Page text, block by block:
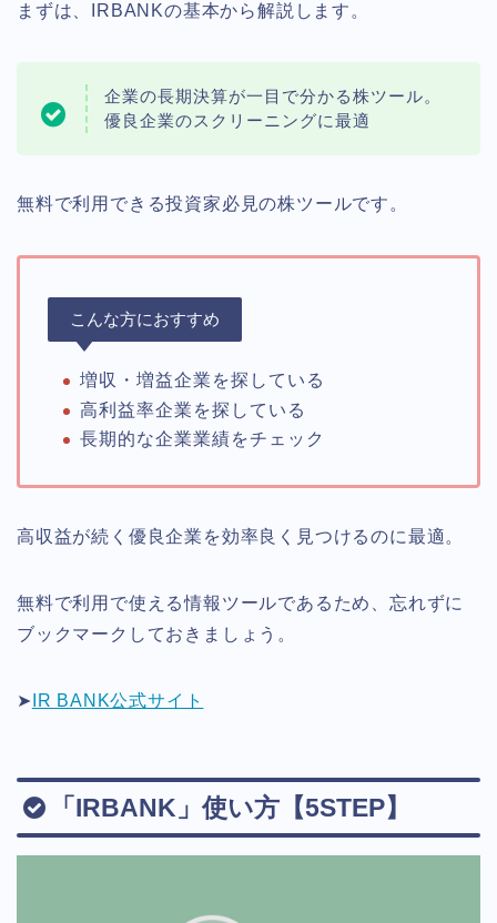
まずは、IRBANKの基本から解説します。
企業の長期決算が一目で分かる株ツール。
優良企業のスクリーニングに最適
無料で利用できる投資家必見の株ツールです。
こんな方におすすめ
増収・増益企業を探している
高利益率企業を探している
長期的な企業業績をチェック
高収益が続く優良企業を効率良く見つけるのに最適。
無料で利用で使える情報ツールであるため、忘れずに
ブックマークしておきましょう。
➤ IR BANK公式サイト
「IRBANK」使い方【5STEP】